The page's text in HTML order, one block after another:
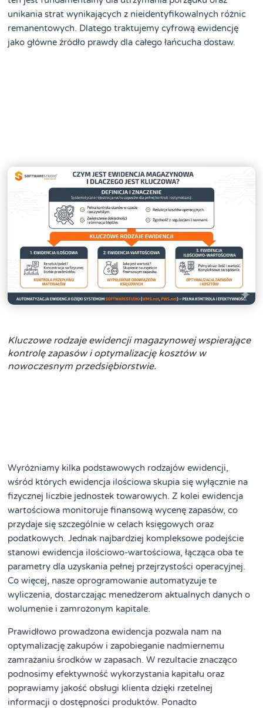
unikania strat wynikających z nieidentyfikowalnych różnic
remanentowych. Dlatego traktujemy cyfrową ewidencję
jako główne źródło prawdy dla całego łańcucha dostaw.
Kluczowe rodzaje ewidencji magazynowej wspierające
kontrolę zapasów i optymalizację kosztów w
nowoczesnym przedsiębiorstwie.
Wyróżniamy kilka podstawowych rodzajów ewidencji,
wśród których ewidencja ilościowa skupia się wyłącznie na
fizycznej liczbie jednostek towarowych. Z kolei ewidencja
wartościowa monitoruje finansową wycenę zapasów, co
przydaje się szczególnie w celach księgowych oraz
podatkowych. Jednak najbardziej kompleksowe podejście
stanowi ewidencja ilościowo-wartościowa, łącząca oba te
parametry dla uzyskania pełnej przejrzystości operacyjnej.
Co więcej, nasze oprogramowanie automatyzuje te
wyliczenia, dostarczając menedżerom aktualnych danych o
wolumenie i zamrożonym kapitale.
Prawidłowo prowadzona ewidencja pozwala nam na
optymalizację zakupów i zapobieganie nadmiernemu
zamrażaniu środków w zapasach. W rezultacie znacząco
podnosimy efektywność wykorzystania kapitału oraz
poprawiamy jakość obsługi klienta dzięki rzetelnej
informacji o dostępności produktów. Ponadto